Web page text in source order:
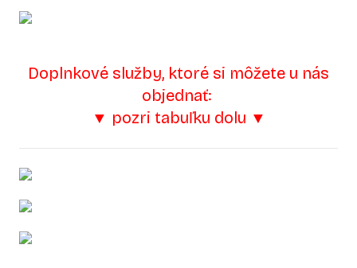
Doplnkové služby, ktoré si môžete u nás
objednať:
▼ pozri tabuľku dolu ▼